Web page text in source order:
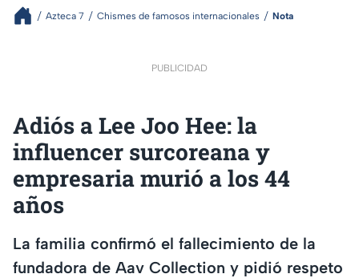
Azteca 7 Chismes de famosos internacionales Nota
PUBLICIDAD
Adiós a Lee Joo Hee: la
influencer surcoreana y
empresaria murió a los 44
años
La familia confirmó el fallecimiento de la
fundadora de Aav Collection y pidió respeto